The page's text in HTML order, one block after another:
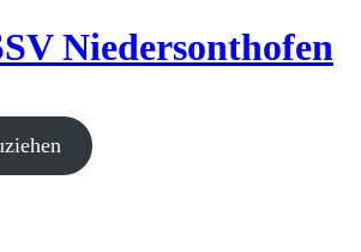
Niedersonthofen